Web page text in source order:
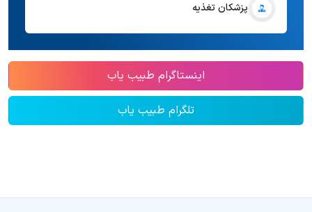
پزشکان تغذیه
اینستاگرام طبیب یاب
تلگرام طبیب یاب